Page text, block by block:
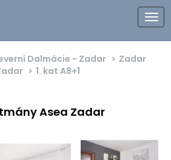
Dalmácie - Zadar
Zadar
1. kat A8+1
Asea Zadar